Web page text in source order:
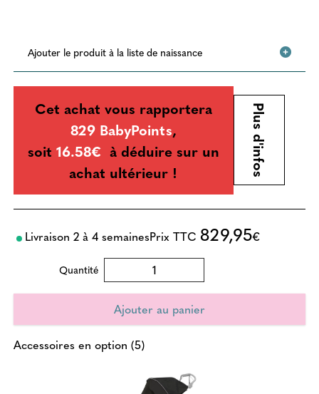
Ajouter le produit à la liste de naissance
Cet achat vous rapportera
829 BabyPoints,
soit 16.58€ à déduire sur un
achat ultérieur !
Plus d'infos
Livraison 2 à 4 semainesPrix TTC 829,95€
Quantité
Accessoires en option (5)